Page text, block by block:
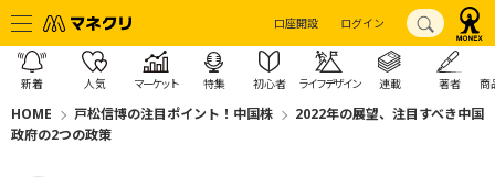
口座開設 ログイン
新着 人気 マーケット 特集 初心者 ライフデザイン 連載 著者 商
HOME 戸松信博の注目ポイント！中国株
2022年の展望、注目すべき中国
政府の2つの政策